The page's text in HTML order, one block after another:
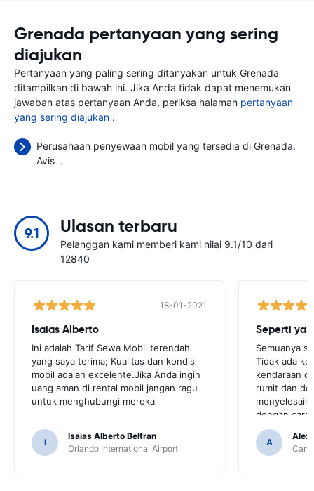
Grenada pertanyaan yang sering
diajukan
Pertanyaan yang paling sering ditanyakan untuk Grenada
ditampilkan di bawah ini. Jika Anda tidak dapat menemukan
jawaban atas pertanyaan Anda, periksa halaman pertanyaan
yang sering diajukan .
Perusahaan penyewaan mobil yang tersedia di Grenada:
Avis .
9.1 Ulasan terbaru
Pelanggan kami memberi kami nilai 9.1/10 dari
12840
18-01-2021
Isaias Alberto
Ini adalah Tarif Sewa Mobil terendah
yang saya terima; Kualitas dan kondisi
mobil adalah excelente.Jika Anda ingin
uang aman di rental mobil jangan ragu
untuk menghubungi mereka
I
Isaias Alberto Beltran
Orlando International Airport
Seperti
Semuanya
Tidak ada
kendaraan
rumit dan
dengan cara
A
Alex